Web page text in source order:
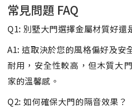
常見問題 FAQ
Q1: 別墅大門選擇金屬材質好還
A1: 這取決於您的風格偏好及安
耐用，安全性較高，但木質大
家的溫馨感。
Q2: 如何確保大門的隔音效果？